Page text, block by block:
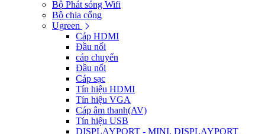
Bộ Phát sóng Wifi
Bộ chia cổng
Ugreen
Cáp HDMI
Đầu nối
cáp chuyển
Đầu nối
Cáp sạc
Tín hiệu HDMI
Tín hiệu VGA
Cáp âm thanh(AV)
Tín hiệu USB
DISPLAYPORT - MINI, DISPLAYPORT